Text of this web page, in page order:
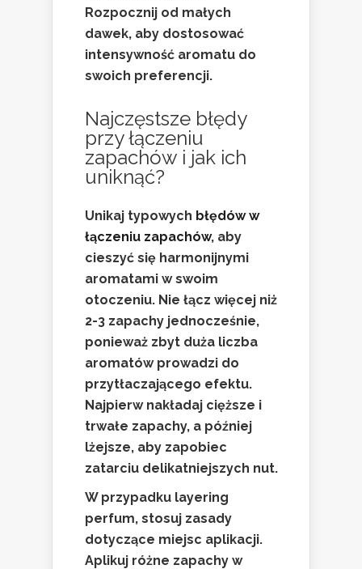
Rozpocznij od małych
dawek, aby dostosować
intensywność aromatu do
swoich preferencji.
Najczęstsze błędy
przy łączeniu
zapachów i jak ich
uniknąć?
Unikaj typowych błędów w
łączeniu zapachów, aby
cieszyć się harmonijnymi
aromatami w swoim
otoczeniu. Nie łącz więcej niż
2-3 zapachy jednocześnie,
ponieważ zbyt duża liczba
aromatów prowadzi do
przytłaczającego efektu.
Najpierw nakładaj cięższe i
trwałe zapachy, a później
lżejsze, aby zapobiec
zatarciu delikatniejszych nut.
W przypadku layering
perfum, stosuj zasady
dotyczące miejsc aplikacji.
Aplikuj różne zapachy w